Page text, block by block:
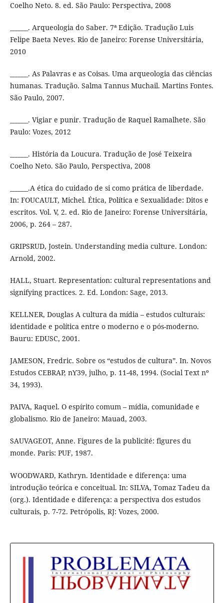
Coelho Neto. 8. ed. São Paulo: Perspectiva, 2008
______. Arqueologia do Saber. 7ª Edição. Tradução Luis
Felipe Baeta Neves. Rio de Janeiro: Forense Universitária,
2010
______. As Palavras e as Coisas. Uma arqueologia das ciências
humanas. Tradução. Salma Tannus Muchail. Martins Fontes.
São Paulo, 2007.
______. Vigiar e punir. Tradução de Raquel Ramalhete. São
Paulo: Vozes, 2012
______. História da Loucura. Tradução de José Teixeira
Coelho Neto. São Paulo, Perspectiva, 2008
______.A ética do cuidado de si como prática de liberdade.
In: FOUCAULT, Michel. Ética, Política e Sexualidade: Ditos e
escritos. Vol. V, 2. ed. Rio de Janeiro: Forense Universitária,
2006, p. 264 – 287.
GRIPSRUD, Jostein. Understanding media culture. London:
Arnold, 2002.
HALL, Stuart. Representation: cultural representations and
signifying practices. 2. Ed. London: Sage, 2013.
KELLNER, Douglas A cultura da mídia – estudos culturais:
identidade e política entre o moderno e o pós-moderno.
Bauru: EDUSC, 2001.
JAMESON, Fredric. Sobre os “estudos de cultura”. In. Novos
Estudos CEBRAP, nϒ39, julho, p. 11-48, 1994. (Social Text nº
34, 1993).
PAIVA, Raquel. O espírito comum – mídia, comunidade e
globalismo. Rio de Janeiro: Mauad, 2003.
SAUVAGEOT, Anne. Figures de la publicité: figures du
monde. Paris: PUF, 1987.
WOODWARD, Kathryn. Identidade e diferença: uma
introdução teórica e conceitual. In: SILVA, Tomaz Tadeu da
(org.). Identidade e diferença: a perspectiva dos estudos
culturais, p. 7-72. Petrópolis, RJ: Vozes, 2000.